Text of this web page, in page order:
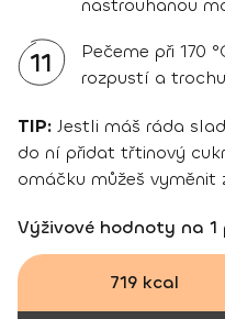
nastrouhanou
11
Pečeme při 170
rozpustí a
TIP: Jestli máš ráda
do ní přidat třtinový
omáčku můžeš vyměnit
Výživové hodnoty na 1
719 kcal